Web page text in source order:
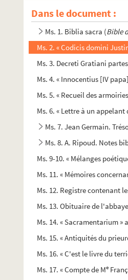
Dans le document :
Ms. 1. Biblia sacra (Bible
Ms. 2. « Codicis domini
Ms. 3. Decreti Gratiani partes
Ms. 4. « Innocentius [IV
Ms. 5. « Recueil des
Ms. 6. « Lettre à un
Ms. 7. Jean Germain.
Ms. 8. A. Ripoud. Notes
Ms. 9-10. « Mélanges
Ms. 11. « Mémoires
Ms. 12. Registre contenant
Ms. 13. Obituaire de
Ms. 14. « Sacramentarium »
Ms. 15. « Antiquités du
Ms. 16. « C'est le livre du
Ms. 17. « Compte de Me